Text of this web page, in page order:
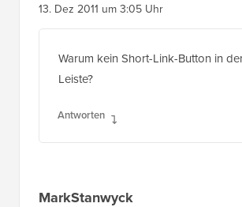
13. Dez 2011 um 3:05 Uhr
Warum kein Short-Link-Button in
Leiste?
Antworten
MarkStanwyck